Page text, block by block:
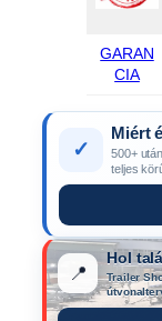
GARAN
CIA
✓
Miért
500+
teljes
📍
Hol
Trailer